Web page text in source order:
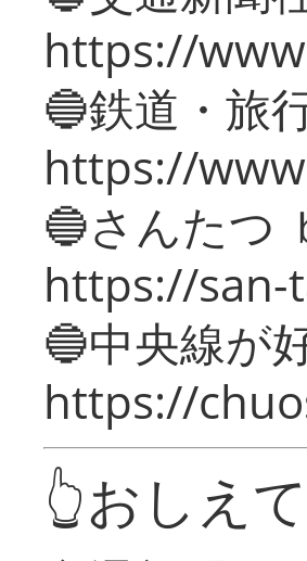
https://
🔵鉄道・旅
https://
🔵さんたつ
https://san-
🔵中央線が
https://
👆おしえ